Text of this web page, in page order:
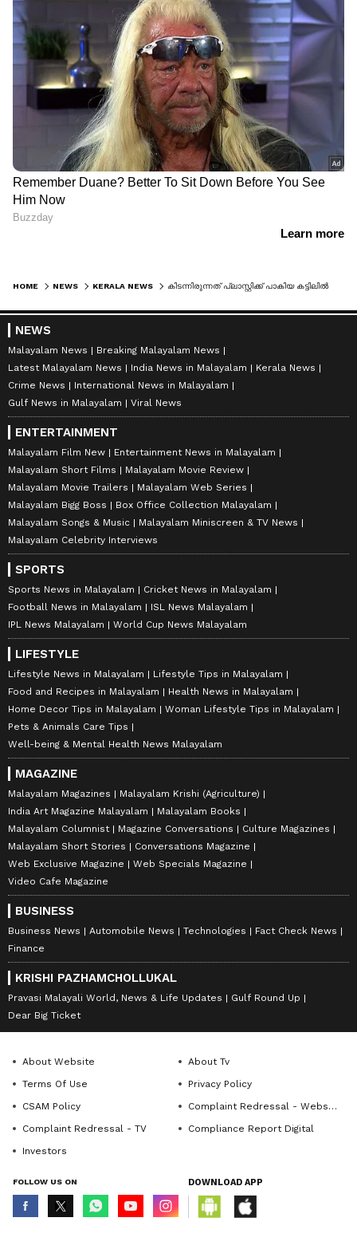
HOME NEWS KERALA NEWS കിടന്നിരുന്നത് പ്ലാസ്റ്റിക്ക് പാകിയ കട്ടിലിൽ, വൈദ്യുതി മുടങ്ങുന്നത് പതിവ്, അടിയിൽ മെഴുകുതിരി കത്തിച്ചിരിക്കാം എന്ന് നിഗമനം; വയോധികൻ മരിച്ച നിലയിൽ
NEWS
Malayalam News
Breaking Malayalam News
Latest Malayalam News
India News in Malayalam
Kerala News
Crime News
International News in Malayalam
Gulf News in Malayalam
Viral News
ENTERTAINMENT
Malayalam Film New
Entertainment News in Malayalam
Malayalam Short Films
Malayalam Movie Review
Malayalam Movie Trailers
Malayalam Web Series
Malayalam Bigg Boss
Box Office Collection Malayalam
Malayalam Songs & Music
Malayalam Miniscreen & TV News
Malayalam Celebrity Interviews
SPORTS
Sports News in Malayalam
Cricket News in Malayalam
Football News in Malayalam
ISL News Malayalam
IPL News Malayalam
World Cup News Malayalam
LIFESTYLE
Lifestyle News in Malayalam
Lifestyle Tips in Malayalam
Food and Recipes in Malayalam
Health News in Malayalam
Home Decor Tips in Malayalam
Woman Lifestyle Tips in Malayalam
Pets & Animals Care Tips
Well-being & Mental Health News Malayalam
MAGAZINE
Malayalam Magazines
Malayalam Krishi (Agriculture)
India Art Magazine Malayalam
Malayalam Books
Malayalam Columnist
Magazine Conversations
Culture Magazines
Malayalam Short Stories
Conversations Magazine
Web Exclusive Magazine
Web Specials Magazine
Video Cafe Magazine
BUSINESS
Business News Automobile News Technologies
Fact Check News
Finance
KRISHI PAZHAMCHOLLUKAL
Pravasi Malayali World, News & Life Updates
Gulf Round Up
Dear Big Ticket
About Website
About Tv
Terms Of Use
Privacy Policy
CSAM Policy
Complaint Redressal - Website
Complaint Redressal - TV
Compliance Report Digital
Investors
FOLLOW US ON DOWNLOAD APP